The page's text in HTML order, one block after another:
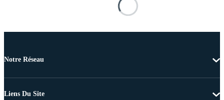
Notre Réseau
Liens Du Site